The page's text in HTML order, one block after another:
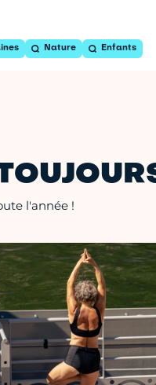
Nature Enfants
l'année !